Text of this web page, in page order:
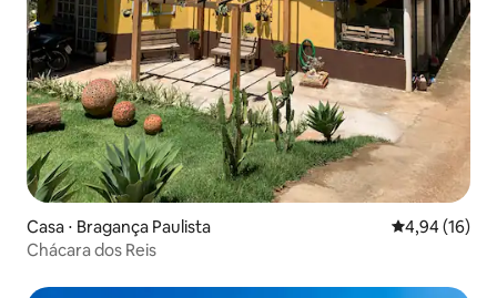
Casa ⋅ Bragança Paulista 4,94 de uma
4,94 (16)
Chácara dos Reis